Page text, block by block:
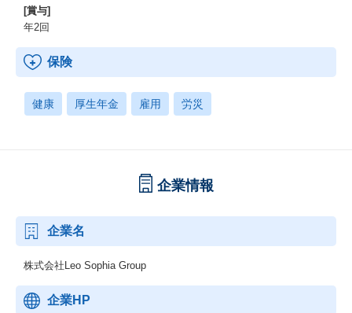
[賞与]
年2回
保険
健康 厚生年金 雇用 労災
企業情報
企業名
株式会社Leo Sophia Group
企業HP